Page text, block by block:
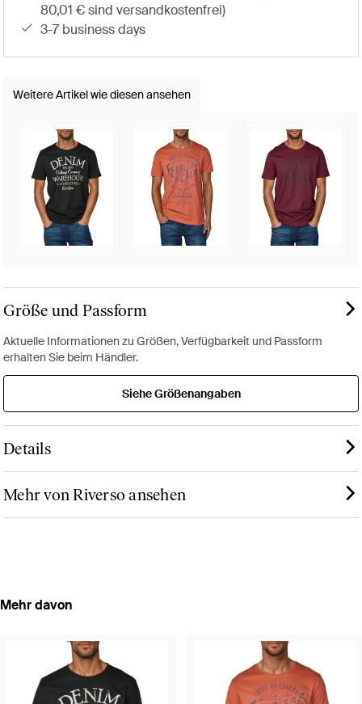
80,01 € sind versandkostenfrei)
3-7 business days
Weitere Artikel wie diesen ansehen
Größe und Passform
Aktuelle Informationen zu Größen, Verfügbarkeit und Passform
erhalten Sie beim Händler.
Siehe Größenangaben
Details
Mehr von Riverso ansehen
Mehr davon